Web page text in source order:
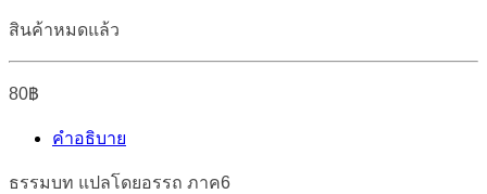
สินค้าหมดแล้ว
80฿
คำอธิบาย
ธรรมบท แปลโดยอรรถ ภาค6